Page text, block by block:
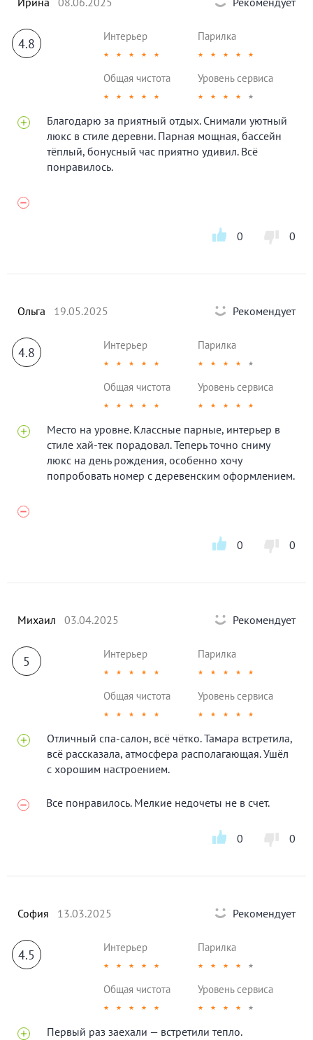
4.8 Интерьер
★ ★ ★ ★ ★
Парилка
★ ★ ★ ★ ★
Общая чистота
★ ★ ★ ★ ★
Уровень сервиса
★ ★ ★ ★ ★
Благодарю за приятный отдых. Снимали уютный
люкс в стиле деревни. Парная мощная, бассейн
тёплый, бонусный час приятно удивил. Всё
понравилось.
0 0
Ольга 19.05.2025 Рекомендует
4.8 Интерьер
★ ★ ★ ★ ★
Парилка
★ ★ ★ ★ ★
Общая чистота
★ ★ ★ ★ ★
Уровень сервиса
★ ★ ★ ★ ★
Место на уровне. Классные парные, интерьер в
стиле хай-тек порадовал. Теперь точно сниму
люкс на день рождения, особенно хочу
попробовать номер с деревенским оформлением.
0 0
Михаил 03.04.2025 Рекомендует
5 Интерьер
★ ★ ★ ★ ★
Парилка
★ ★ ★ ★ ★
Общая чистота
★ ★ ★ ★ ★
Уровень сервиса
★ ★ ★ ★ ★
Отличный спа-салон, всё чётко. Тамара встретила,
всё рассказала, атмосфера располагающая. Ушёл
с хорошим настроением.
Все понравилось. Мелкие недочеты не в счет.
0 0
София 13.03.2025 Рекомендует
4.5 Интерьер
★ ★ ★ ★ ★
Парилка
★ ★ ★ ★ ★
Общая чистота
★ ★ ★ ★ ★
Уровень сервиса
★ ★ ★ ★ ★
Первый раз заехали — встретили тепло.